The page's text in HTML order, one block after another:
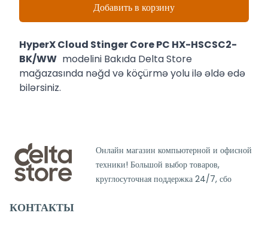
Добавить в корзину
HyperX Cloud Stinger Core PC HX-HSCSC2-
BK/WW modelini Bakıda Delta Store
mağazasında nəğd və köçürmə yolu ilə əldə edə
bilərsiniz.
Онлайн магазин компьютерной и офисной
техники! Большой выбор товаров,
круглосуточная поддержка 24/7, сбо
КОНТАКТЫ